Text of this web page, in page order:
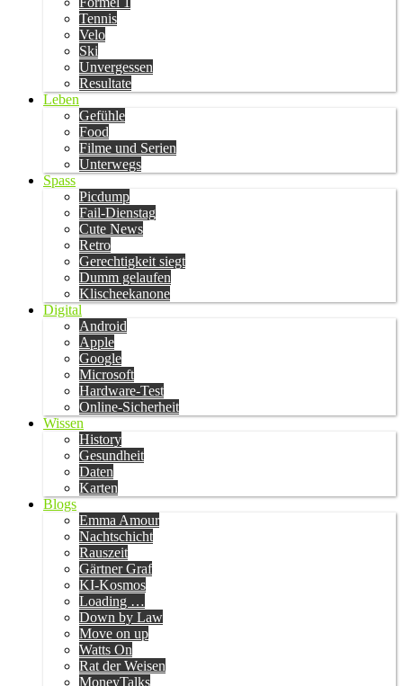
Tennis
Velo
Ski
Unvergessen
Resultate
Leben
Gefühle
Food
Filme und Serien
Unterwegs
Spass
Picdump
Fail-Dienstag
Cute News
Retro
Gerechtigkeit siegt
Dumm gelaufen
Klischeekanone
Digital
Android
Apple
Google
Microsoft
Hardware-Test
Online-Sicherheit
Wissen
History
Gesundheit
Daten
Karten
Blogs
Emma Amour
Nachtschicht
Rauszeit
Gärtner Graf
KI-Kosmos
Loading …
Down by Law
Move on up
Watts On
Rat der Weisen
MoneyTalks